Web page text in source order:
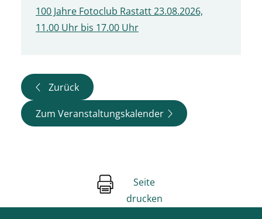
100 Jahre Fotoclub Rastatt 23.08.2026,
11.00 Uhr bis 17.00 Uhr
Zurück
Zum Veranstaltungskalender
Seite
drucken